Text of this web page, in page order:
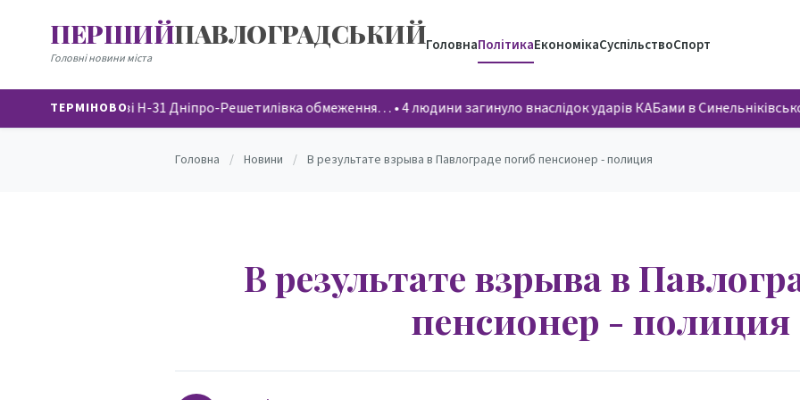
ПЕРШИЙПАВЛОГРАДСЬКИЙ
Головні новини міста
ГоловнаПолітикаЕкономікаСуспільствоСпорт
ТЕРМІНОВО
На автодорозі Н-31 Дніпро-Решетилівка обмеження…•4 людини загинуло внаслідок ударів КАБами в
Головна / Новини / В результате взрыва в Павлограде погиб пенсионер - полиция
НОВИНИ
В результате взрыва в
пенсионер - полиция